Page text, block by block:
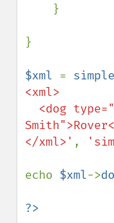
}
$xml =
<xml>
</xml>' ,
echo $xml->